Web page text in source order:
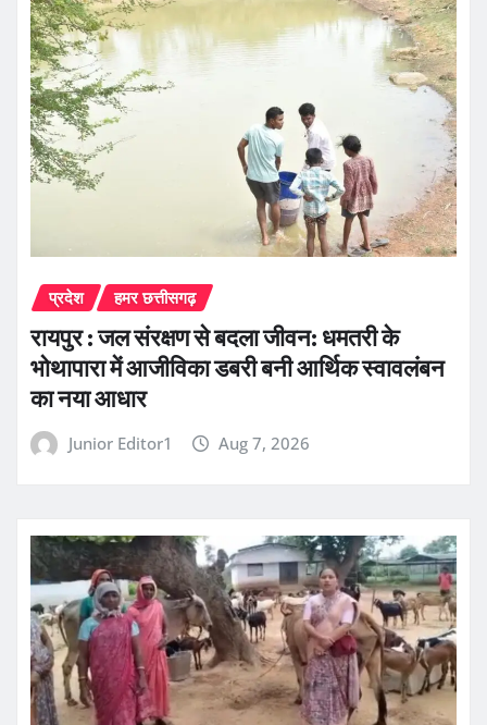
प्रदेश हमर छत्तीसगढ़
रायपुर : जल संरक्षण से बदला जीवन: धमतरी के
भोथापारा में आजीविका डबरी बनी आर्थिक स्वावलंबन
का नया आधार
Junior Editor1 Aug 7, 2026